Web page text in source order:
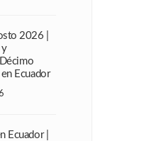
2026 |
y
Ecuador
Ecuador |